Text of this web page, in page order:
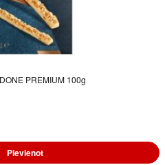
PREMIUM 100g
Pievienot